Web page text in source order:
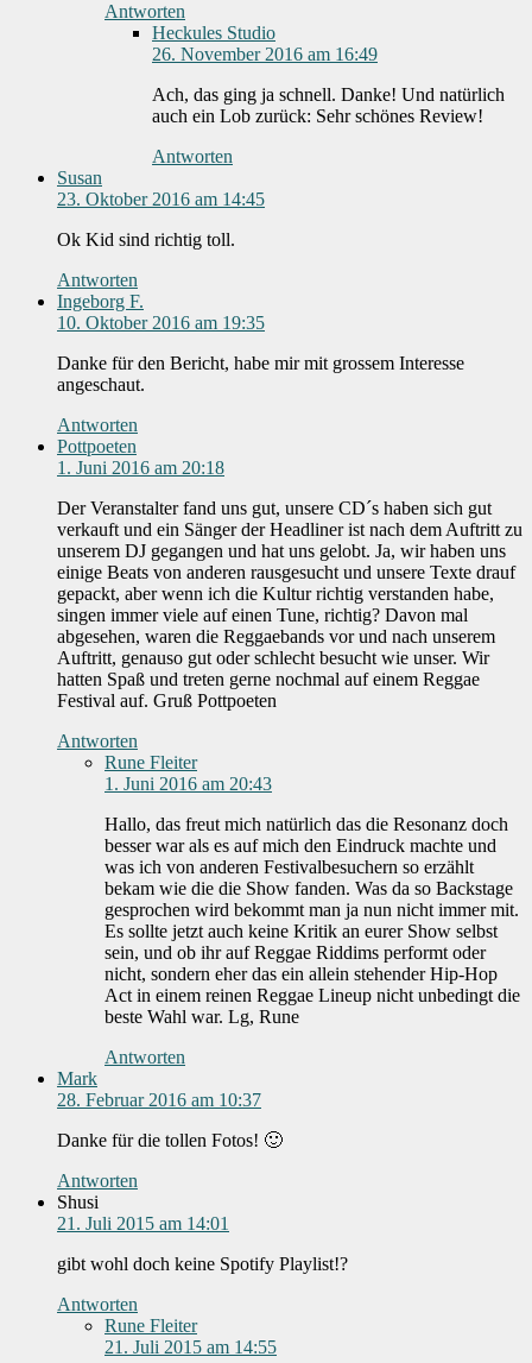
Antworten
Heckules Studio
26. November 2016 am 16:49
Ach, das ging ja schnell. Danke! Und natürlich
auch ein Lob zurück: Sehr schönes Review!
Antworten
Susan
23. Oktober 2016 am 14:45
Ok Kid sind richtig toll.
Antworten
Ingeborg F.
10. Oktober 2016 am 19:35
Danke für den Bericht, habe mir mit grossem Interesse
angeschaut.
Antworten
Pottpoeten
1. Juni 2016 am 20:18
Der Veranstalter fand uns gut, unsere CD´s haben sich gut
verkauft und ein Sänger der Headliner ist nach dem Auftritt zu
unserem DJ gegangen und hat uns gelobt. Ja, wir haben uns
einige Beats von anderen rausgesucht und unsere Texte drauf
gepackt, aber wenn ich die Kultur richtig verstanden habe,
singen immer viele auf einen Tune, richtig? Davon mal
abgesehen, waren die Reggaebands vor und nach unserem
Auftritt, genauso gut oder schlecht besucht wie unser. Wir
hatten Spaß und treten gerne nochmal auf einem Reggae
Festival auf. Gruß Pottpoeten
Antworten
Rune Fleiter
1. Juni 2016 am 20:43
Hallo, das freut mich natürlich das die Resonanz doch
besser war als es auf mich den Eindruck machte und
was ich von anderen Festivalbesuchern so erzählt
bekam wie die die Show fanden. Was da so Backstage
gesprochen wird bekommt man ja nun nicht immer mit.
Es sollte jetzt auch keine Kritik an eurer Show selbst
sein, und ob ihr auf Reggae Riddims performt oder
nicht, sondern eher das ein allein stehender Hip-Hop
Act in einem reinen Reggae Lineup nicht unbedingt die
beste Wahl war. Lg, Rune
Antworten
Mark
28. Februar 2016 am 10:37
Danke für die tollen Fotos! 🙂
Antworten
Shusi
21. Juli 2015 am 14:01
gibt wohl doch keine Spotify Playlist!?
Antworten
Rune Fleiter
21. Juli 2015 am 14:55